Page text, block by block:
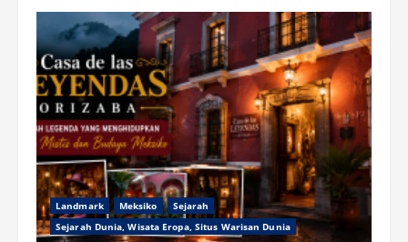
Landmark Meksiko
Sejarah
Sejarah Dunia, Wisata Eropa, Situs Warisan Dunia